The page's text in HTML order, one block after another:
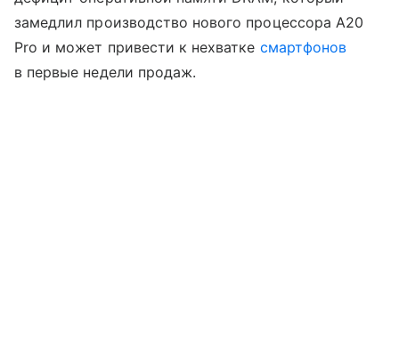
замедлил производство нового процессора A20
Pro и может привести к нехватке смартфонов
в первые недели продаж.